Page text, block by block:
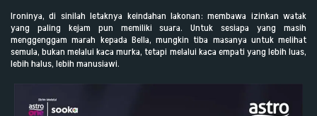
Ironinya, di sinilah letaknya keindahan lakonan: membawa izinkan watak
yang paling kejam pun memiliki suara. Untuk sesiapa yang masih
menggenggam marah kepada Bella, mungkin tiba masanya untuk melihat
semula, bukan melalui kaca murka, tetapi melalui kaca empati yang lebih luas,
lebih halus, lebih manusiawi.